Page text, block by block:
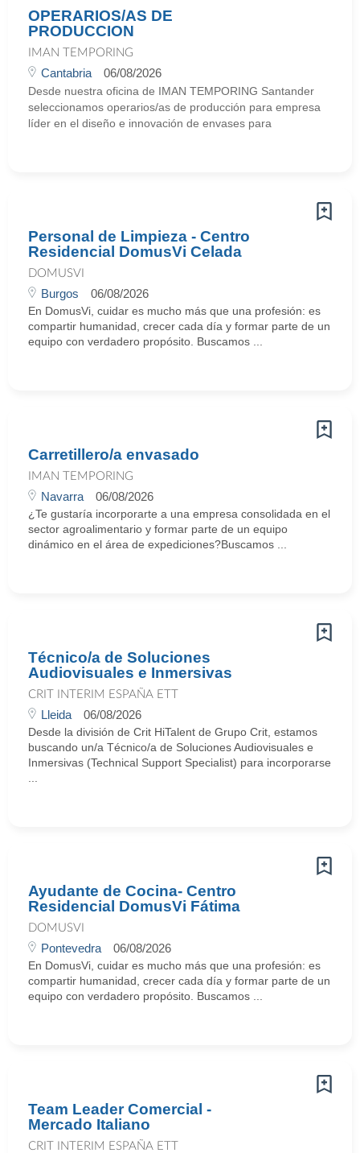
OPERARIOS/AS DE
PRODUCCION
IMAN TEMPORING
Cantabria 06/08/2026
Desde nuestra oficina de IMAN TEMPORING Santander
seleccionamos operarios/as de producción para empresa
líder en el diseño e innovación de envases para
Personal de Limpieza - Centro
Residencial DomusVi Celada
DOMUSVI
Burgos 06/08/2026
En DomusVi, cuidar es mucho más que una profesión: es
compartir humanidad, crecer cada día y formar parte de un
equipo con verdadero propósito. Buscamos ...
Carretillero/a envasado
IMAN TEMPORING
Navarra 06/08/2026
¿Te gustaría incorporarte a una empresa consolidada en el
sector agroalimentario y formar parte de un equipo
dinámico en el área de expediciones?Buscamos ...
Técnico/a de Soluciones
Audiovisuales e Inmersivas
CRIT INTERIM ESPAÑA ETT
Lleida 06/08/2026
Desde la división de Crit HiTalent de Grupo Crit, estamos
buscando un/a Técnico/a de Soluciones Audiovisuales e
Inmersivas (Technical Support Specialist) para incorporarse
Ayudante de Cocina- Centro
Residencial DomusVi Fátima
DOMUSVI
Pontevedra 06/08/2026
En DomusVi, cuidar es mucho más que una profesión: es
compartir humanidad, crecer cada día y formar parte de un
equipo con verdadero propósito. Buscamos ...
Team Leader Comercial -
Mercado Italiano
CRIT INTERIM ESPAÑA ETT